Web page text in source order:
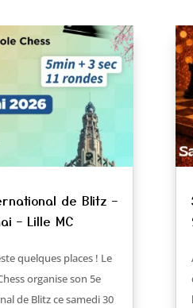
de Blitz –
– Lille MC
quelques places ! Le
organise son 5e
de Blitz ce samedi 30